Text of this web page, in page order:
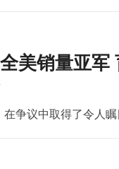
美销量亚
争议中取得了令人